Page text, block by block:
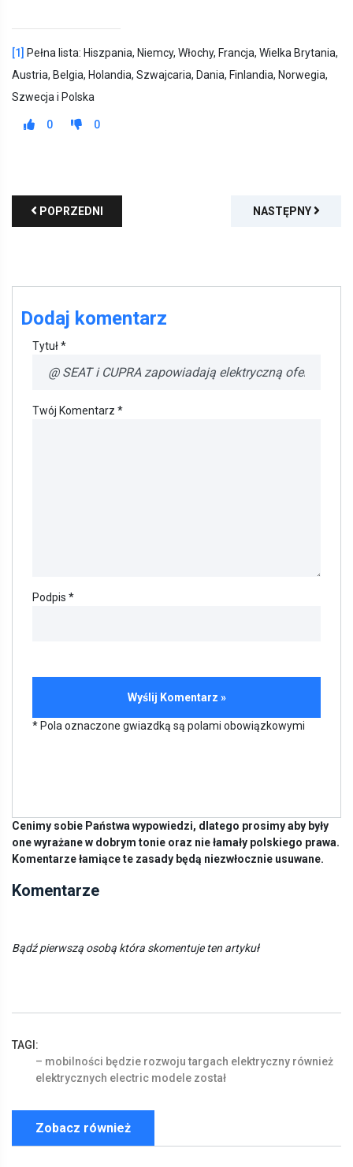
[1] Pełna lista: Hiszpania, Niemcy, Włochy, Francja, Wielka Brytania,
Austria, Belgia, Holandia, Szwajcaria, Dania, Finlandia, Norwegia,
Szwecja i Polska
0 0
POPRZEDNI NASTĘPNY
Dodaj komentarz
Tytuł *
Twój Komentarz *
Podpis *
* Pola oznaczone gwiazdką są polami obowiązkowymi
Cenimy sobie Państwa wypowiedzi, dlatego prosimy aby były
one wyrażane w dobrym tonie oraz nie łamały polskiego prawa.
Komentarze łamiące te zasady będą niezwłocznie usuwane.
Komentarze
Bądź pierwszą osobą która skomentuje ten artykuł
TAGI:
– mobilności będzie rozwoju targach elektryczny również
elektrycznych electric modele został
Zobacz również